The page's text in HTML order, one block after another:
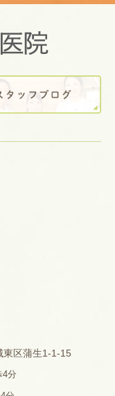
東区蒲生1-1-15
4分